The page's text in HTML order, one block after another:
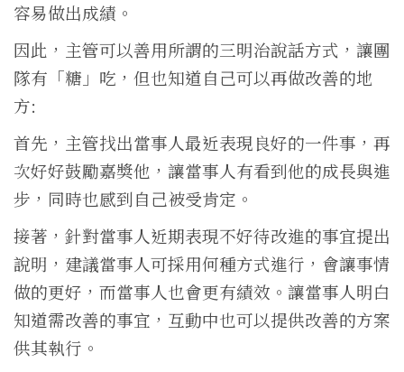
容易做出成績。
因此，主管可以善用所謂的三明治說話方式，讓團
隊有「糖」吃，但也知道自己可以再做改善的地
方:
首先，主管找出當事人最近表現良好的一件事，再
次好好鼓勵嘉獎他，讓當事人有看到他的成長與進
步，同時也感到自己被受肯定。
接著，針對當事人近期表現不好待改進的事宜提出
說明，建議當事人可採用何種方式進行，會讓事情
做的更好，而當事人也會更有績效。讓當事人明白
知道需改善的事宜，互動中也可以提供改善的方案
供其執行。